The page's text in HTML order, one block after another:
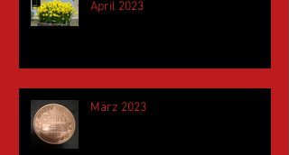
April 2023
März 2023